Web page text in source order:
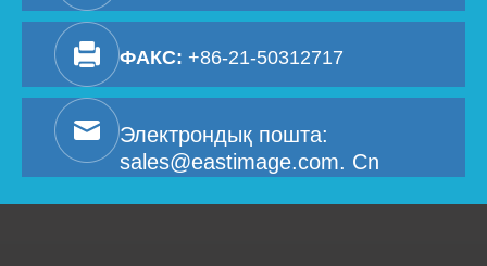
ФАКС: +86-21-50312717
Электрондық пошта:
sales@eastimage.com. Cn